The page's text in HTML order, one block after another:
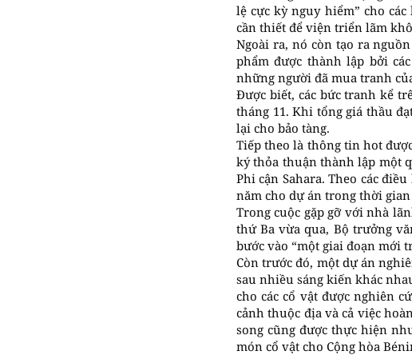
lệ cực kỳ nguy hiểm” cho
cần thiết để viện triển lãm
Ngoài ra, nó còn tạo ra
phẩm được thành lập bởi
những người đã mua tranh
Được biết, các bức tranh kể
tháng 11. Khi tổng giá thầu
lại cho bảo tàng.
Tiếp theo là thông tin hot
ký thỏa thuận thành lập một
Phi cận Sahara. Theo các
năm cho dự án trong thời
Trong cuộc gặp gỡ với nhà
thứ Ba vừa qua, Bộ trưởng
bước vào “một giai đoạn mới
Còn trước đó, một dự án
sau nhiều sáng kiến ​​khác
cho các cổ vật được nghiên
cảnh thuộc địa và cả việc
song cũng được thực hiện
món cổ vật cho Cộng hòa